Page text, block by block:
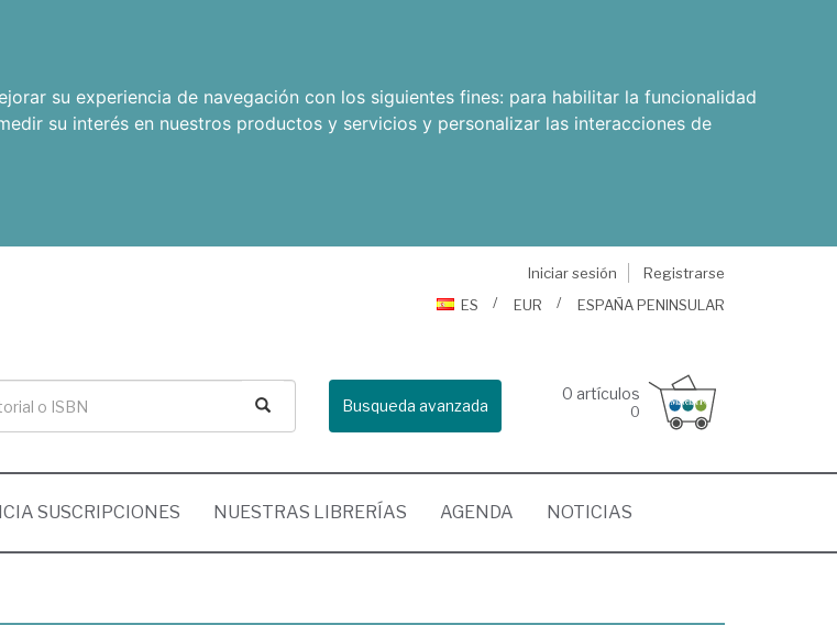
su experiencia de navegación con los siguientes fines: para habilitar la funcionalidad
su interés en nuestros productos y servicios y personalizar las interacciones de
Iniciar sesión
Registrarse
ES
EUR ESPAÑA PENINSULAR
Busqueda avanzada
0 artículos
0
SUSCRIPCIONES NUESTRAS LIBRERÍAS AGENDA NOTICIAS